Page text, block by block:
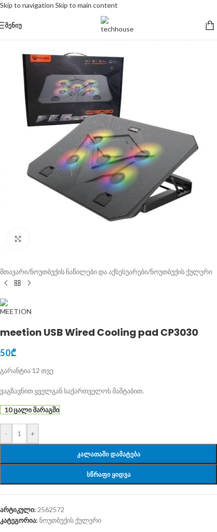
Skip to navigation Skip to main content
ᲛᲔᲜᲘᲣ
მთავარი/ნოუთბუქის ნაწილები და აქსესუარები/ნოუთბუქის ქულერი
meetion USB Wired Cooling pad CP3030
50₾
გარანტია 12 თვე
ვაგზავნით ყველგან საქართველოს მაშტაბით.
10 ცალი მარაგში
- +
ᲙᲐᲚᲐᲗᲐᲨᲘ ᲓᲐᲛᲐᲢᲔᲑᲐ
ᲡᲬᲠᲐᲤᲘ ᲧᲘᲓᲕᲐ
არტიკული: 2562572
კატეგორია: ნოუთბუქის ქულერი